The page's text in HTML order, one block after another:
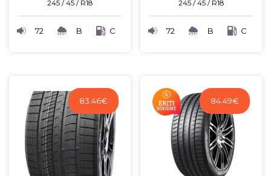
245 / 45 / R18
72 B C
245 / 45 / R18
72 B C
83.46€ 84.49€